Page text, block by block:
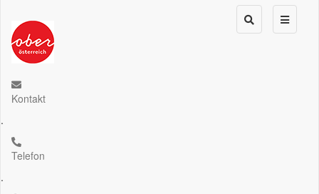
Kontakt
.
Telefon
.